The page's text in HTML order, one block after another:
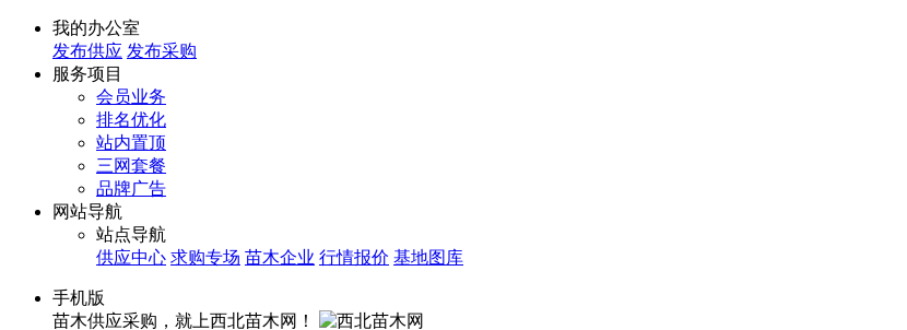
我的办公室
发布供应 发布采购
服务项目
会员业务
排名优化
站内置顶
三网套餐
品牌广告
网站导航
站点导航
供应中心 求购专场 苗木企业 行情报价 基地图库
手机版
苗木供应采购，就上西北苗木网！